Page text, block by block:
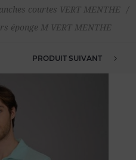
courtes VERT MENTHE
/
éponge M VERT MENTHE
PRODUIT SUIVANT